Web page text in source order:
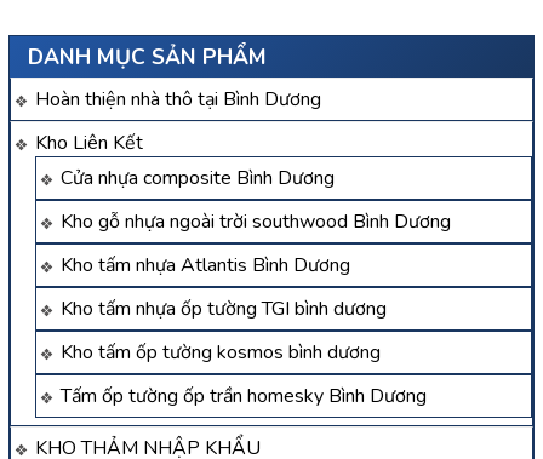
DANH MỤC SẢN PHẨM
Hoàn thiện nhà thô tại Bình Dương
Kho Liên Kết
Cửa nhựa composite Bình Dương
Kho gỗ nhựa ngoài trời southwood Bình Dương
Kho tấm nhựa Atlantis Bình Dương
Kho tấm nhựa ốp tường TGI bình dương
Kho tấm ốp tường kosmos bình dương
Tấm ốp tường ốp trần homesky Bình Dương
KHO THẢM NHẬP KHẨU